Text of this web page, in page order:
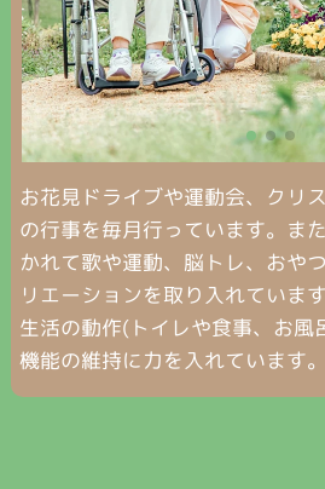
お花見ドライブや運動会、クリ
の行事を毎月行っています。ま
かれて歌や運動、脳トレ、おや
リエーションを取り入れていま
生活の動作(トイレや食事、お風
機能の維持に力を入れています。